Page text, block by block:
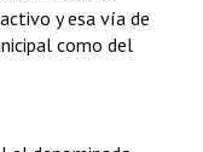
y esa vía de
como del